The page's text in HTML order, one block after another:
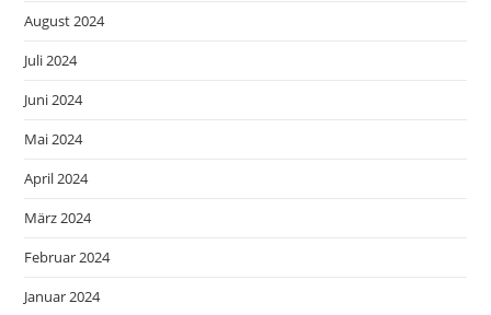
August 2024
Juli 2024
Juni 2024
Mai 2024
April 2024
März 2024
Februar 2024
Januar 2024